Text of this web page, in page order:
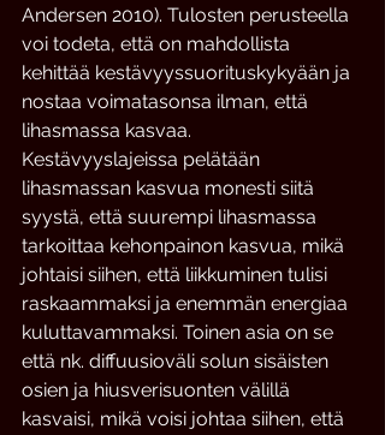
Andersen 2010). Tulosten perusteella
voi todeta, että on mahdollista
kehittää kestävyyssuorituskykyään ja
nostaa voimatasonsa ilman, että
lihasmassa kasvaa.
Kestävyyslajeissa pelätään
lihasmassan kasvua monesti siitä
syystä, että suurempi lihasmassa
tarkoittaa kehonpainon kasvua, mikä
johtaisi siihen, että liikkuminen tulisi
raskaammaksi ja enemmän energiaa
kuluttavammaksi. Toinen asia on se
että nk. diffuusioväli solun sisäisten
osien ja hiusverisuonten välillä
kasvaisi, mikä voisi johtaa siihen, että